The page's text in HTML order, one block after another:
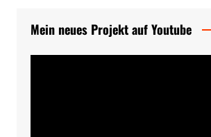
Mein neues Projekt auf Youtube